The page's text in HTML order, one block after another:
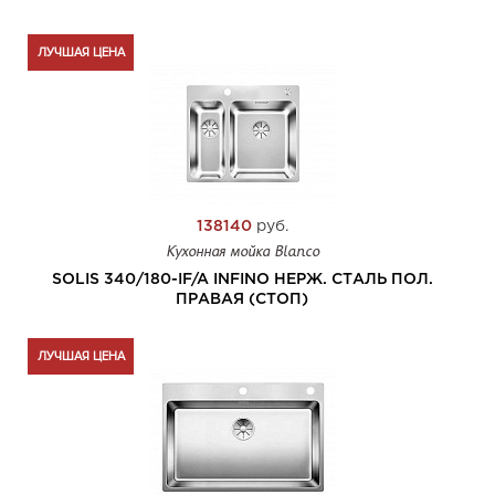
138140руб.
Кухонная мойка Blanco
SOLIS 340/180-IF/A INFINO НЕРЖ. СТАЛЬ ПОЛ.
ПРАВАЯ (СТОП)
ЛУЧШАЯ ЦЕНА
ЛУЧШАЯ ЦЕНА